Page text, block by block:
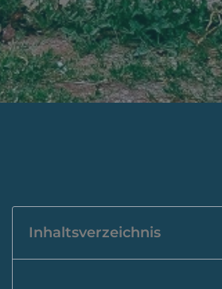
Inhaltsverzeichnis